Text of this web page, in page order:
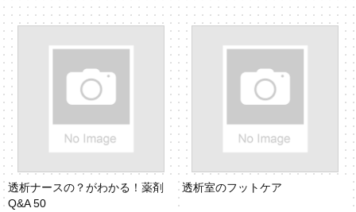
透析ナースの？がわかる！薬剤
Q&A 50
透析室のフットケア